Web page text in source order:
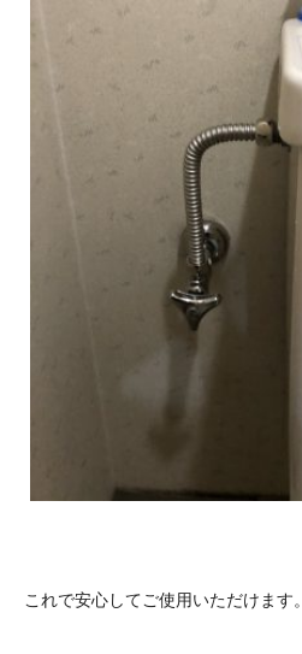
これで安心してご使用いただけます。